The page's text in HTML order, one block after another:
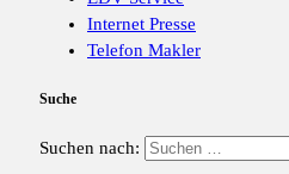
Internet Presse
Telefon Makler
Suche
Suchen nach: